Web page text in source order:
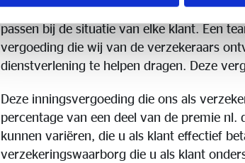
productkennis laten ons toe aan onze
passen bij de situatie van elke klant. Een
vergoeding die wij van de verzekeraars
dienstverlening te helpen dragen. Deze
Deze inningsvergoeding die ons als
percentage van een deel van de premie
kunnen variëren, die u als klant effectief
verzekeringswaarborg die u als klant